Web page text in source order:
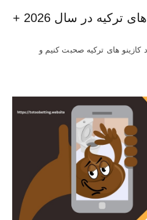
شرایط ورود به کازینو های ترکیه در سال 2026 +
کازینو های ترکیه صحبت کنیم و